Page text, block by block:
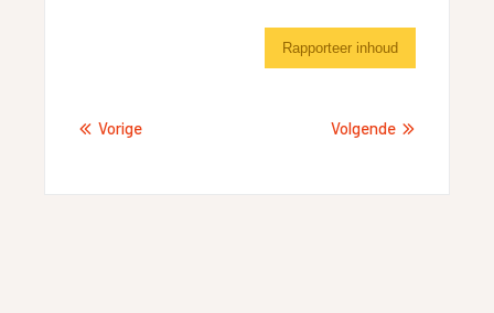
Rapporteer inhoud
Vorige Volgende